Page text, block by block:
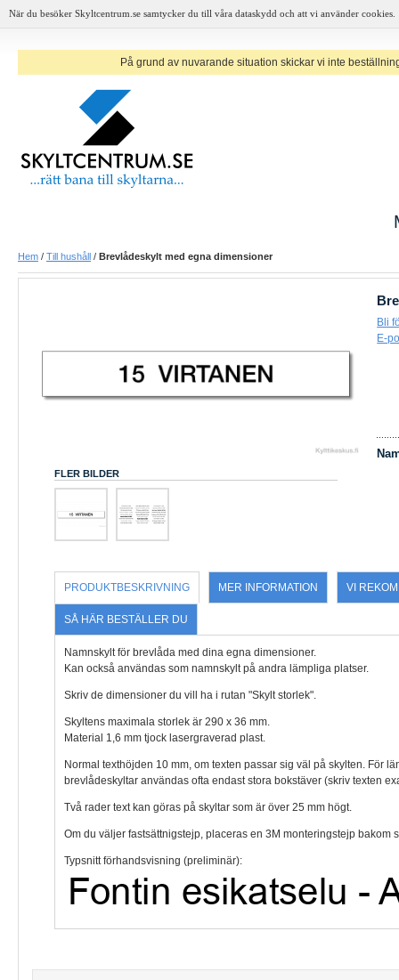
När du besöker Skyltcentrum.se samtycker du till våra dataskydd och att vi använder cookies.
På grund av nuvarande situation skickar vi inte
Hem / Till hushåll / Brevlådeskylt med egna dimensioner
FLER BILDER
Bli
E-
PRODUKTBESKRIVNING MER INFORMATION VI
SÅ HÄR BESTÄLLER DU
Namnskylt för brevlåda med dina egna dimensioner.
Kan också användas som namnskylt på andra lämpliga platser.
Skriv de dimensioner du vill ha i rutan "Skylt storlek".
Skyltens maximala storlek är 290 x 36 mm.
Material 1,6 mm tjock lasergraverad plast.
Normal texthöjden 10 mm, om texten passar sig väl på skylten. För
brevlådeskyltar användas ofta endast stora bokstäver (skriv texten
Två rader text kan göras på skyltar som är över 25 mm högt.
Om du väljer fastsättnigstejp, placeras en 3M monteringstejp bakom
Typsnitt förhandsvisning (preliminär):